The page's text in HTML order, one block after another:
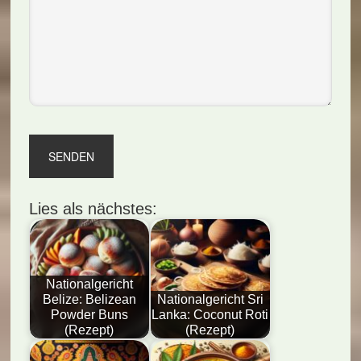
Lies als nächstes:
Nationalgericht
Belize: Belizean
Powder Buns
(Rezept)
Nationalgericht Sri
Lanka: Coconut Roti
(Rezept)